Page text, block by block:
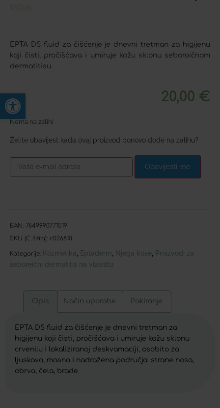
Open toolbar
EPTA DS fluid za čišćenje je dnevni tretman za higijenu
koji čisti, pročišćava i umiruje kožu sklonu seboroičnom
dermatitisu.
20,00 €
Nema na zalihi
Želite obavijest kada ovaj proizvod ponovo dođe na zalihu?
Obavijesti me
EAN: 7649990771519
SKU (C šifra): c026810
Kategorije: Kozmetika Eptaderm Njega kose Proizvodi za
seboreični dermatitis na vlasištu
Opis Način uporabe Pakiranje
EPTA DS fluid za čišćenje je dnevni tretman za
higijenu koji čisti, pročišćava i umiruje kožu sklonu
crvenilu i lokaliziranoj deskvamaciji, osobito za
ljuskava, masna i nadražena područja: strane nosa,
obrva, čela, brade.